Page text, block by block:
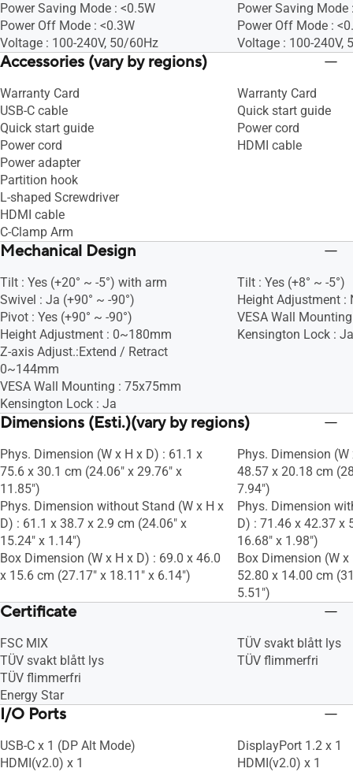
Power Saving Mode : <0.5W
Power Off Mode : <0.3W
Voltage : 100-240V, 50/60Hz
Power Saving Mode
Power Off Mode :
Voltage : 100-240V,
Accessories (vary by regions)
Warranty Card
USB-C cable
Quick start guide
Power cord
Power adapter
Partition hook
L-shaped Screwdriver
HDMI cable
C-Clamp Arm
Warranty Card
Quick start guide
Power cord
HDMI cable
Mechanical Design
Tilt : Yes (+20° ~ -5°) with arm
Swivel : Ja (+90° ~ -90°)
Pivot : Yes (+90° ~ -90°)
Height Adjustment : 0~180mm
Z-axis Adjust.:Extend / Retract
0~144mm
VESA Wall Mounting : 75x75mm
Kensington Lock : Ja
Tilt : Yes (+8° ~ -5°)
Height Adjustment :
VESA Wall
Kensington Lock : Ja
Dimensions (Esti.)(vary by regions)
Phys. Dimension (W x H x D) : 61.1 x
75.6 x 30.1 cm (24.06" x 29.76" x
11.85")
Phys. Dimension without Stand (W x H x
D) : 61.1 x 38.7 x 2.9 cm (24.06" x
15.24" x 1.14")
Box Dimension (W x H x D) : 69.0 x 46.0
x 15.6 cm (27.17" x 18.11" x 6.14")
Phys. Dimension
48.57 x 20.18 cm
7.94")
Phys. Dimension
D) : 71.46 x 42.37 x
16.68" x 1.98")
Box Dimension (W
52.80 x 14.00 cm
5.51")
Certificate
FSC MIX
TÜV svakt blått lys
TÜV flimmerfri
Energy Star
TÜV svakt blått lys
TÜV flimmerfri
I/O Ports
USB-C x 1 (DP Alt Mode)
HDMI(v2.0) x 1
DisplayPort 1.2 x 1
HDMI(v2.0) x 1